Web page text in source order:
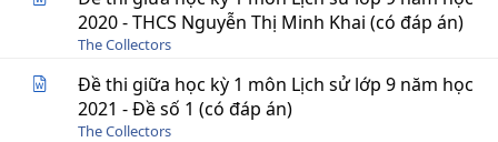
2020 - THCS Nguyễn Thị Minh Khai (có đáp án)
The Collectors
Đề thi giữa học kỳ 1 môn Lịch sử lớp 9 năm học
2021 - Đề số 1 (có đáp án)
The Collectors